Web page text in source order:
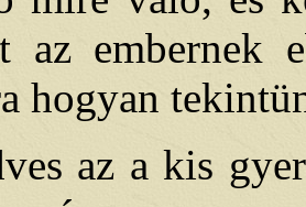
az embernek
hogyan
az a kis